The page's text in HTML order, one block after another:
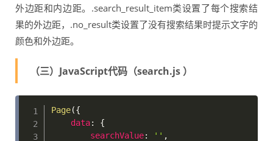
外边距和内边距。.search_result_item类设置了每个搜索结
果的外边距，.no_result类设置了没有搜索结果时提示文字的
颜色和外边距。
（三）JavaScript代码（search.js ）
Page({
data:
{
searchValue: '' ,